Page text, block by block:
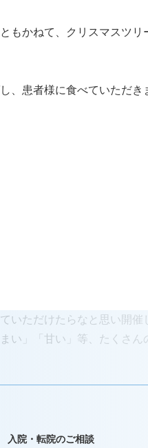
もかねて、クリスマスツ
、患者様に食べていただき
いただけたらなと思い開催
い」「甘い」等、たくさ
入院・転院のご相談